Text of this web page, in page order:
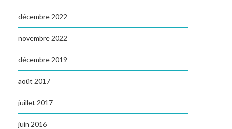
décembre 2022
novembre 2022
décembre 2019
août 2017
juillet 2017
juin 2016